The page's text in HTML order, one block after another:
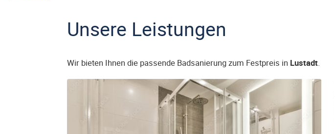
Unsere Leistungen
Wir bieten Ihnen die passende Badsanierung zum Festpreis in Lustadt.